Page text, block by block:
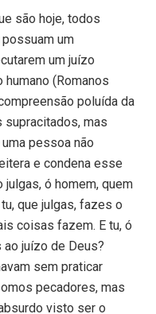
são hoje, todos
um
um juízo
(Romanos
poluída da
supracitados, mas
pessoa não
e condena esse
julgas, ó homem, quem
que julgas, fazes o
coisas fazem. E tu, ó
juízo de Deus?
sem praticar
pecadores, mas
visto ser o